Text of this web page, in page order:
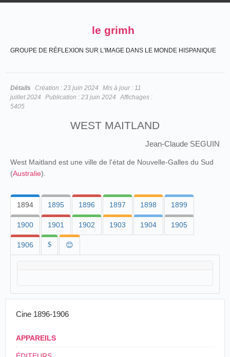
le grimh
GROUPE DE RÉFLEXION SUR L'IMAGE DANS LE MONDE HISPANIQUE
Détails Création : 23 juin 2024 Mis à jour : 11
juillet 2024
Publication : 23 juin 2024
Affichages :
5405
WEST MAITLAND
Jean-Claude SEGUIN
West Maitland est une ville de l'état de Nouvelle-Galles du Sud
(Australie).
1894 1895 1896 1897 1898 1899
1900 1901 1902 1903 1904 1905
1906 $ 😊
Cine 1896-1906
APPAREILS